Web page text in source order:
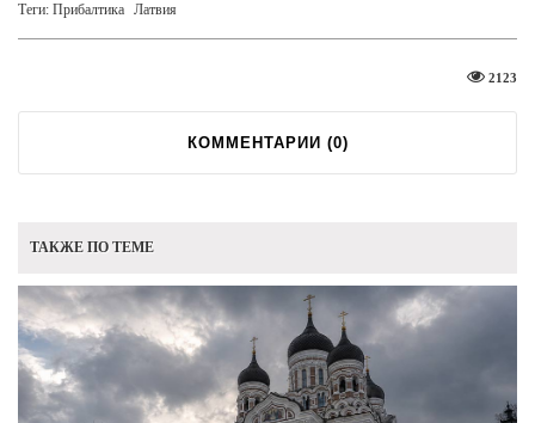
Теги: Прибалтика Латвия
2123
КОММЕНТАРИИ (0)
ТАКЖЕ ПО ТЕМЕ